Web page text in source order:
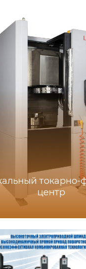
токарно-
центр